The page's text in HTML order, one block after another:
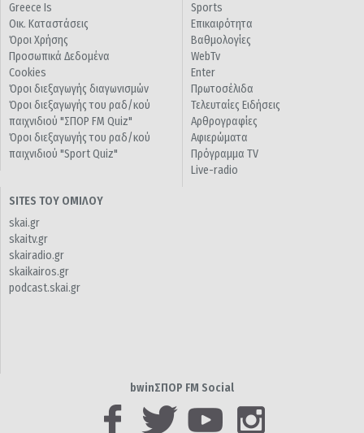
Greece Is
Οικ. Καταστάσεις
Όροι Χρήσης
Προσωπικά Δεδομένα
Cookies
Όροι διεξαγωγής διαγωνισμών
Όροι διεξαγωγής του ραδ/κού
παιχνιδιού "ΣΠΟΡ FM Quiz"
Όροι διεξαγωγής του ραδ/κού
παιχνιδιού "Sport Quiz"
Sports
Επικαιρότητα
Βαθμολογίες
WebTv
Enter
Πρωτοσέλιδα
Τελευταίες Ειδήσεις
Αρθρογραφίες
Αφιερώματα
Πρόγραμμα TV
Live-radio
SITES ΤΟΥ ΟΜΙΛΟΥ
skai.gr
skaitv.gr
skairadio.gr
skaikairos.gr
podcast.skai.gr
bwinΣΠΟΡ FM Social